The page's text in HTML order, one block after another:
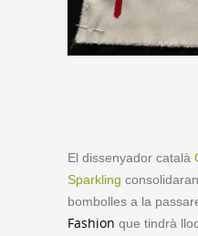
El dissenyador català
Sparkling
bombolles a la
Fashion que tindrà